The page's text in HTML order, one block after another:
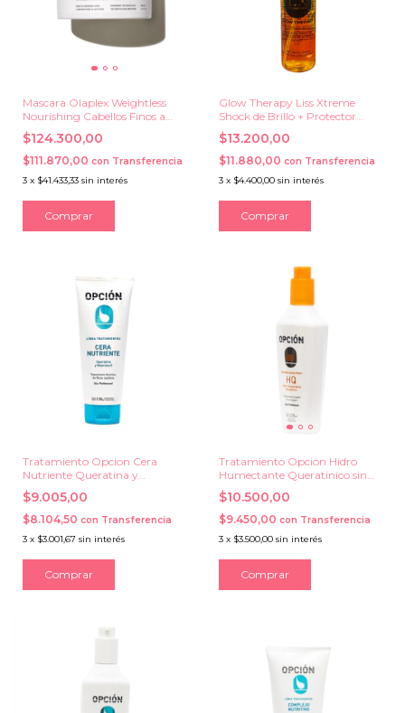
Mascara Olaplex Weightless
Nourishing Cabellos Finos a
Medios x 200 ml.
$124.300,00
$111.870,00 con Transferencia
3 x $41.433,33 sin interés
Glow Therapy Liss Xtreme
Shock de Brillo + Protector
Termico x 200 ml.
$13.200,00
$11.880,00 con Transferencia
3 x $4.400,00 sin interés
Tratamiento Opcion Cera
Nutriente Queratina y
Vitamina E x 230 g.
$9.005,00
$8.104,50 con Transferencia
3 x $3.001,67 sin interés
Tratamiento Opcion Hidro
Humectante Queratinico sin
Enjuague x 225 ml.
$10.500,00
$9.450,00 con Transferencia
3 x $3.500,00 sin interés